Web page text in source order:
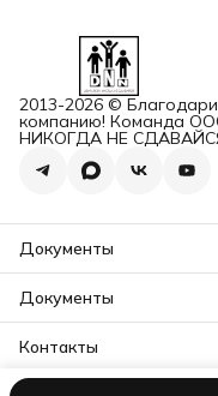
2013-2026 ©
компанию! Команда
НИКОГДА НЕ
Документы
ОГРН
Карточка ООО
Сертификат
Карточка ООО ДНН
Документы
Прайс ДНН 12-2025
Свидетельство на
Отказное письмо DNN
Контакты
Адрес